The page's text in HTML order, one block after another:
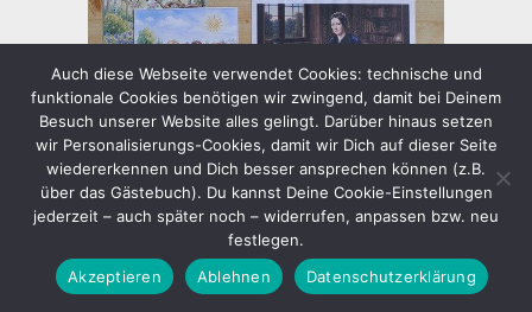
EIN FRÜHLINGSGEDICHT FÜR
DIE GRUNDSCHULE
(STUNDENIDEE UND
MATERIALPAKET)
Gerade für die Frühlingszeit gibt es
Auch diese Webseite verwendet Cookies: technische und
funktionale Cookies benötigen wir zwingend, damit bei Deinem
Besuch unserer Website alles gelingt. Darüber hinaus setzen
wir Personalisierungs-Cookies, damit wir Dich auf dieser Seite
wiedererkennen und Dich besser ansprechen können (z.B.
über das Gästebuch). Du kannst Deine Cookie-Einstellungen
jederzeit – auch später noch – widerrufen, anpassen bzw. neu
festlegen.
Akzeptieren
Ablehnen Datenschutzerklärung